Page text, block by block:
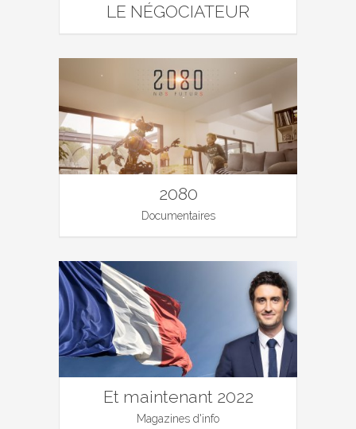
LE NÉGOCIATEUR
2080
Documentaires
Et maintenant 2022
Magazines d'info